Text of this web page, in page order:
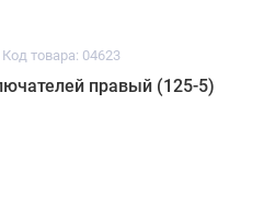
Код товара: 04623
правый (125-5)